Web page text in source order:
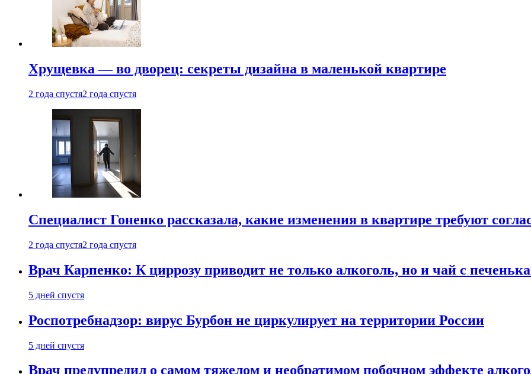
Хрущевка — во дворец: секреты дизайна в маленькой квартире
2 года спустя2 года спустя
Специалист Гоненко рассказала, какие изменения в квартире требуют
2 года спустя2 года спустя
Врач Карпенко: К циррозу приводит не только алкоголь, но и чай с
5 дней спустя
Роспотребнадзор: вирус Бурбон не циркулирует на территории России
5 дней спустя
Врач предупредил о самом тяжелом и необратимом побочном эффекте